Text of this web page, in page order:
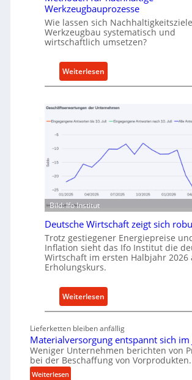
h
r
t
A
k
a
f
v
I
t
i
e
-
E
r
s
t
z
t
Werkzeugbauprozesse
Wie lassen sich
Werkzeugbau systematisch und
wirtschaftlich umsetzen?
Weiterlesen:
M
t
h
d
ü
r
n
a
c
h
a
l
t
i
g
e
W
Bild: Ifo Institut
Deutsche Wirtschaft zeigt sich
Trotz gestiegener Energiepreise
Inflation sieht das Ifo Institut die
Wirtschaft im ersten Halbjahr 2026
Erholungskurs.
Weiterlesen:
D
u
t
s
Lieferketten bleiben anfällig
Materialversorgung entspannt sich im
Weniger Unternehmen berichten von
bei der Beschaffung von Vorprodukten.
Weiterlesen: